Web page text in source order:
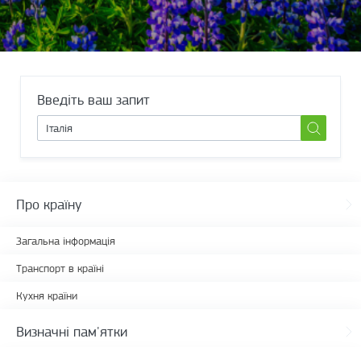
Введіть ваш запит
Про країну
Загальна інформація
Транспорт в країні
Кухня країни
Визначні пам'ятки